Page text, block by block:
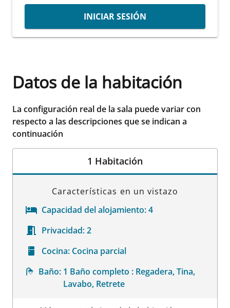
INICIAR SESIÓN
Datos de la habitación
La configuración real de la sala puede variar con
respecto a las descripciones que se indican a
continuación
1 Habitación
Características en un vistazo
Capacidad del alojamiento:4
Privacidad:2
Cocina: Cocina parcial
Baño: 1 Baño completo : Regadera, Tina,
Lavabo, Retrete